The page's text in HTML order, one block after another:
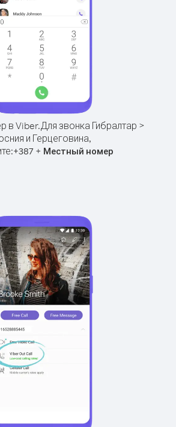
в Viber.Для звонка Гибралтар >
и Герцеговина,
+387+ Местный номер